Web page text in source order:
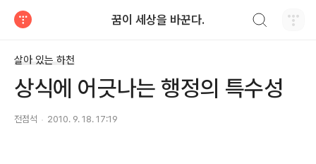
꿈이 세상을 바꾼다.
살아 있는 하천
상식에 어긋나는 행정의 특수성
전점석 2010. 9. 18. 17:19